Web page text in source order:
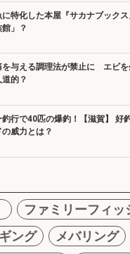
に特化した本屋『サカナブック
館」？
を与える調理法が禁止に エビを
的？
釣行で40匹の爆釣！【滋賀】 好
威力とは？
ファミリーフィッ
ング
メバリング